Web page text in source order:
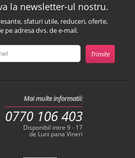
la newsletter-ul nostru.
sfaturi utile, reduceri, oferte,
pe adresa dvs. de e-mail.
Mai multe informatii:
0770 106 403
Disponibil intre 9 - 17
de Luni pana Vineri